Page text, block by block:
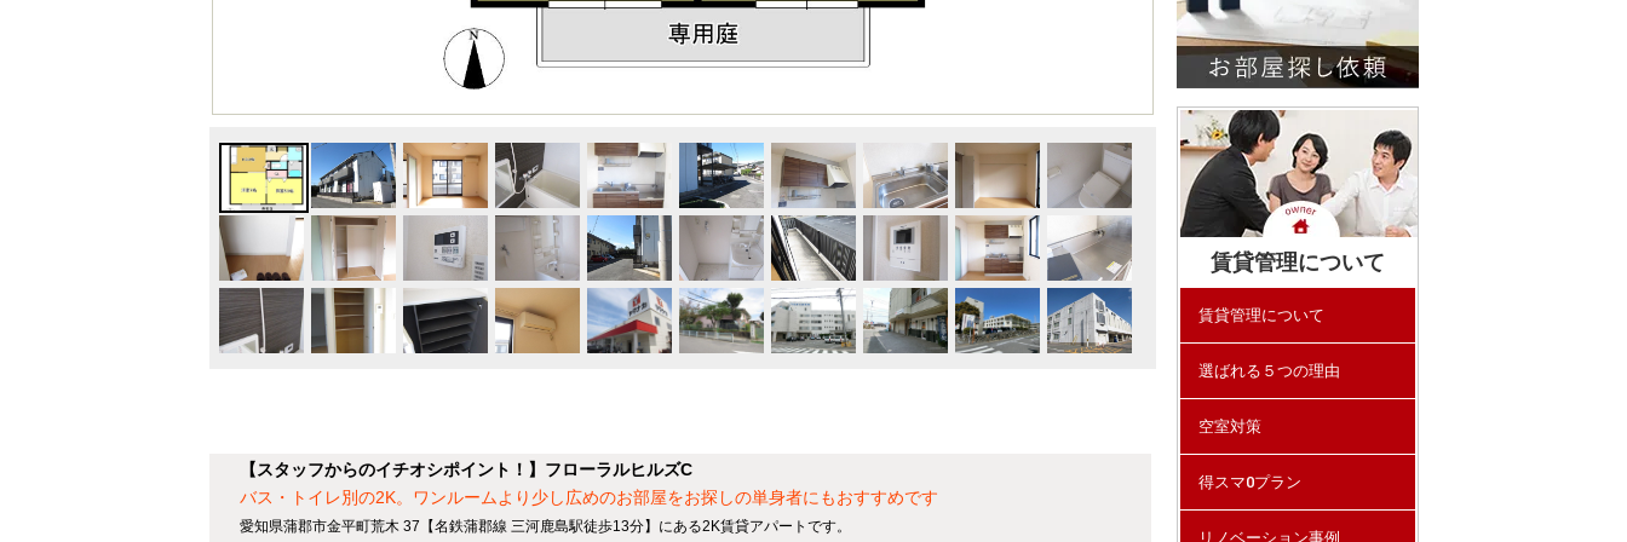
【スタッフからのイチオシポイント！】フローラルヒルズC
バス・トイレ別の2K。ワンルームより少し広めのお部屋をお探しの単身者にもおすすめです
愛知県蒲郡市金平町荒木 37【名鉄蒲郡線 三河鹿島駅徒歩13分】にある2K賃貸アパートです。
賃貸管理について
賃貸管理について
選ばれる５つの理由
空室対策
得スマ0プラン
リノベーション事例